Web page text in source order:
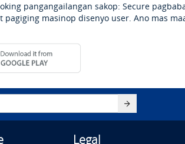
pangangailangan sakop: Secure
masinop disenyo user. Ano mas
Legal